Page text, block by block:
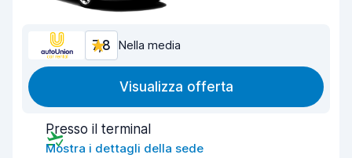
7,8 Nella media
Visualizza offerta
Presso il terminal
Mostra i dettagli della sede